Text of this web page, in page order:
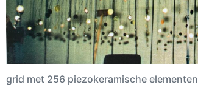
grid met 256 piezokeramische elementen